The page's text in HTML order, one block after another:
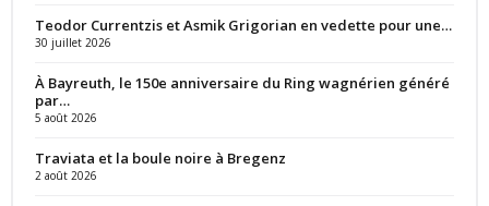
Teodor Currentzis et Asmik Grigorian en vedette pour une…
30 juillet 2026
À Bayreuth, le 150e anniversaire du Ring wagnérien généré
par…
5 août 2026
Traviata et la boule noire à Bregenz
2 août 2026